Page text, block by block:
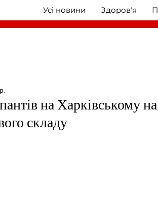
Усі новини Здоровʼя
на Харківському
складу